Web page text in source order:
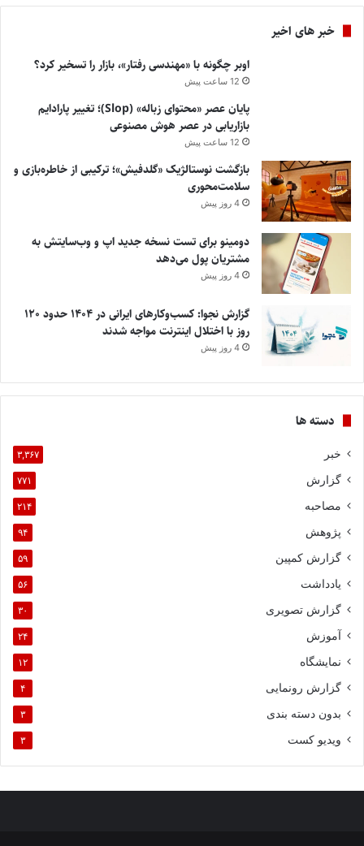
خبر های اخیر
اوبر چگونه با «مهندسی رفتار»، بازار را تسخیر کرد؟
12 ساعت پیش
پایان عصر «محتوای زباله» (Slop)؛ تغییر پارادایم
بازاریابی در عصر هوش مصنوعی
12 ساعت پیش
بازگشت نوستالژیک «گلدفیش»؛ ترکیبی از خاطره‌بازی و
سلامت‌محوری
4 روز پیش
دومینو برای تست نسخه جدید اپ و وب‌سایتش به
مشتریان پول می‌دهد
4 روز پیش
گزارش نجوا: کسب‌وکارهای ایرانی در ۱۴۰۴ حدود ۱۲۰
روز با اختلال اینترنت مواجه شدند
4 روز پیش
دسته ها
خبر ۳,۳۶۷
گزارش ۷۷۱
مصاحبه ۲۱۴
پژوهش ۹۴
گزارش کمپین ۵۹
یادداشت ۵۶
گزارش تصویری ۳۰
آموزش ۲۴
نمایشگاه ۱۲
گزارش رونمایی ۴
بدون دسته بندی ۳
ویدیو کست ۳